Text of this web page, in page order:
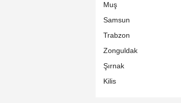
Muş
Samsun
Trabzon
Zonguldak
Şırnak
Kilis